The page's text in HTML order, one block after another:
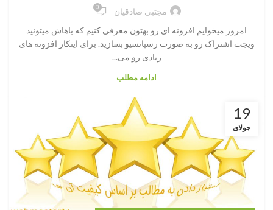
مجتبی صادقیان 0
امروز میخوایم افزونه ای رو بهتون معرفی کنیم که باهاش میتونید
ویجت اشتراک رو به صورت رسپانسیو بسازید. برای اینکار افزونه های
زیادی رو می...
ادامه مطلب
19
جولای